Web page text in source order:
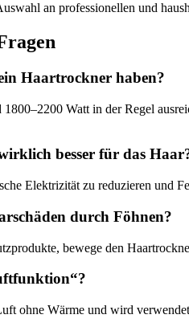
an professionellen und
Haartrockner haben?
1800–2200 Watt in der Regel
besser für das
Elektrizität zu reduzieren und
durch Föhnen?
bewege den
ohne Wärme und wird